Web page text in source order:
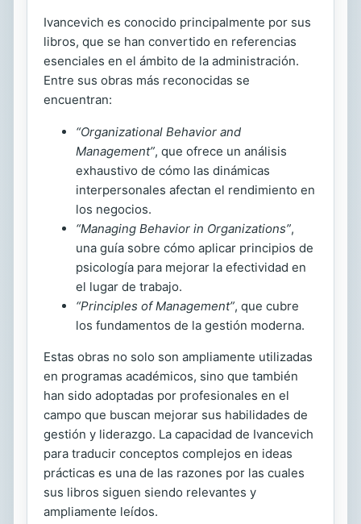
Ivancevich es conocido principalmente por sus
libros, que se han convertido en referencias
esenciales en el ámbito de la administración.
Entre sus obras más reconocidas se
encuentran:
“Organizational Behavior and
Management”, que ofrece un análisis
exhaustivo de cómo las dinámicas
interpersonales afectan el rendimiento en
los negocios.
“Managing Behavior in Organizations”,
una guía sobre cómo aplicar principios de
psicología para mejorar la efectividad en
el lugar de trabajo.
“Principles of Management”, que cubre
los fundamentos de la gestión moderna.
Estas obras no solo son ampliamente utilizadas
en programas académicos, sino que también
han sido adoptadas por profesionales en el
campo que buscan mejorar sus habilidades de
gestión y liderazgo. La capacidad de Ivancevich
para traducir conceptos complejos en ideas
prácticas es una de las razones por las cuales
sus libros siguen siendo relevantes y
ampliamente leídos.